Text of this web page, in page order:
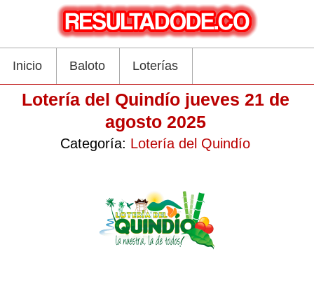
Inicio Baloto Loterías
Lotería del Quindío jueves 21 de
agosto 2025
Categoría: Lotería del Quindío